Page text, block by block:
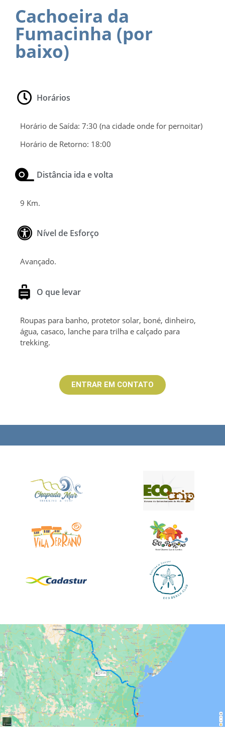
Cachoeira da
Fumacinha (por
baixo)
Horários
Horário de Saída: 7:30 (na cidade onde for pernoitar)
Horário de Retorno: 18:00
Distância ida e volta
9 Km.
Nível de Esforço
Avançado.
O que levar
Roupas para banho, protetor solar, boné, dinheiro,
água, casaco, lanche para trilha e calçado para
trekking.
ENTRAR EM CONTATO